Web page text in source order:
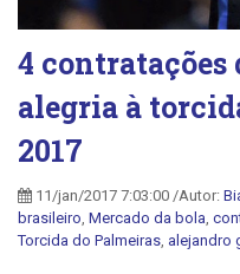
4 contratações
alegria à
2017
11/jan/2017 7:03:00 /Autor:
brasileiro Mercado da bola
Torcida do Palmeiras alejandro